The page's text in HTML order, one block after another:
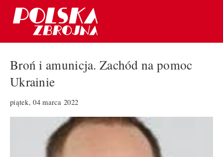
Broń i amunicja. Zachód na pomoc
Ukrainie
piątek, 04 marca 2022